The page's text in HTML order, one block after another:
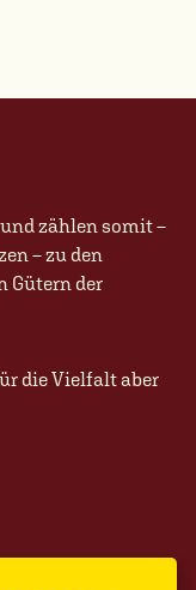
zählen somit –
– zu den
Gütern der
die Vielfalt aber